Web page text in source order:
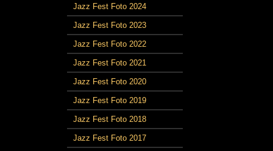
Jazz Fest Foto 2024
Jazz Fest Foto 2023
Jazz Fest Foto 2022
Jazz Fest Foto 2021
Jazz Fest Foto 2020
Jazz Fest Foto 2019
Jazz Fest Foto 2018
Jazz Fest Foto 2017